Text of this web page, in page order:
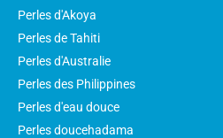
Perles d'Akoya
Perles de Tahiti
Perles d'Australie
Perles des Philippines
Perles d'eau douce
Perles doucehadama